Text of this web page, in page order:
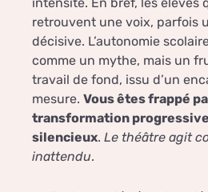
retrouvent une voix, parfois
décisive. L’autonomie
comme un mythe, mais un
travail de fond, issu d’un
mesure. Vous êtes frappé
transformation
silencieux. Le théâtre agit
inattendu.